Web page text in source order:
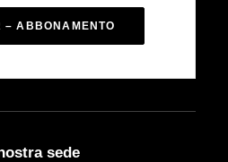
– ABBONAMENTO
sede